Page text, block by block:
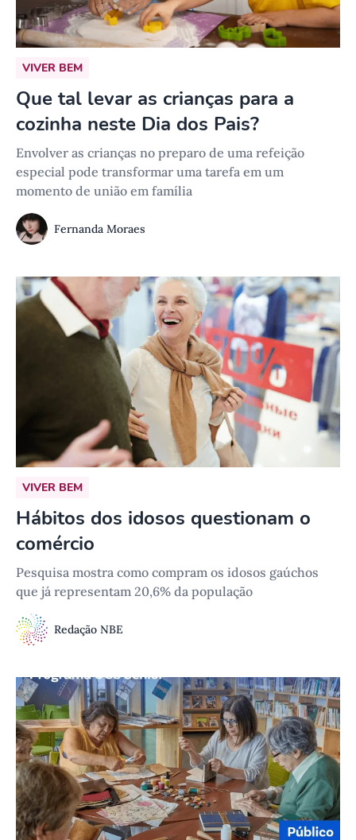
VIVER BEM
Que tal levar as crianças para a
cozinha neste Dia dos Pais?
Envolver as crianças no preparo de uma refeição
especial pode transformar uma tarefa em um
momento de união em família
Fernanda Moraes
VIVER BEM
Hábitos dos idosos questionam o
comércio
Pesquisa mostra como compram os idosos gaúchos
que já representam 20,6% da população
Redação NBE